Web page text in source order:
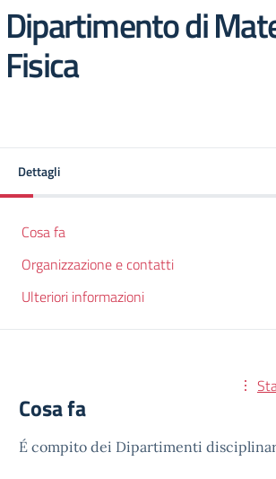
Dipartimento di
Fisica
Dettagli
Cosa fa
Organizzazione e contatti
Ulteriori informazioni
Cosa fa
É compito dei Dipartimenti